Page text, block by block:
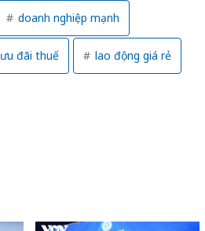
doanh nghiệp mạnh
ưu đãi thuế lao động giá rẻ